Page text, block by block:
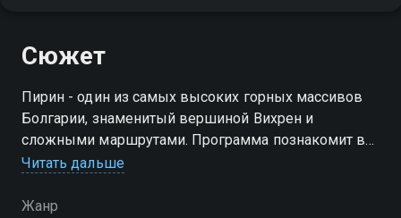
Сюжет
Пирин - один из самых высоких горных массивов
Болгарии, знаменитый вершиной Вихрен и
сложными маршрутами. Программа познакомит вас
с красотой этого уникального региона и
Национальном парке Пирин
Читать дальше
Жанр